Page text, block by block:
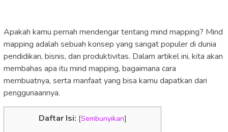
Apakah kamu pernah mendengar tentang mind mapping? Mind
mapping adalah sebuah konsep yang sangat populer di dunia
pendidikan, bisnis, dan produktivitas. Dalam artikel ini, kita akan
membahas apa itu mind mapping, bagaimana cara
membuatnya, serta manfaat yang bisa kamu dapatkan dari
penggunaannya.
Daftar Isi: [Sembunyikan]